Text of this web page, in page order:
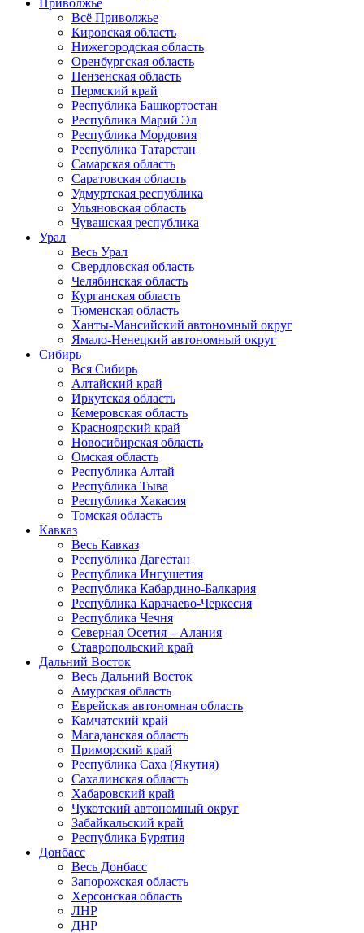
Приволжье
Всё Приволжье
Кировская область
Нижегородская область
Оренбургская область
Пензенская область
Пермский край
Республика Башкортостан
Республика Марий Эл
Республика Мордовия
Республика Татарстан
Самарская область
Саратовская область
Удмуртская республика
Ульяновская область
Чувашская республика
Урал
Весь Урал
Свердловская область
Челябинская область
Курганская область
Тюменская область
Ханты-Мансийский автономный округ
Ямало-Ненецкий автономный округ
Сибирь
Вся Сибирь
Алтайский край
Иркутская область
Кемеровская область
Красноярский край
Новосибирская область
Омская область
Республика Алтай
Республика Тыва
Республика Хакасия
Томская область
Кавказ
Весь Кавказ
Республика Дагестан
Республика Ингушетия
Республика Кабардино-Балкария
Республика Карачаево-Черкесия
Республика Чечня
Северная Осетия – Алания
Ставропольский край
Дальний Восток
Весь Дальний Восток
Амурская область
Еврейская автономная область
Камчатский край
Магаданская область
Приморский край
Республика Саха (Якутия)
Сахалинская область
Хабаровский край
Чукотский автономный округ
Забайкальский край
Республика Бурятия
Донбасс
Весь Донбасс
Запорожская область
Херсонская область
ЛНР
ДНР